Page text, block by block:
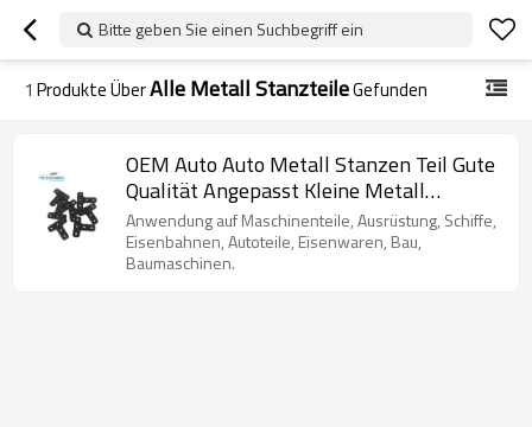
Bitte geben Sie einen Suchbegriff ein
1 Produkte ÜberAlle Metall StanzteileGefunden
OEM Auto Auto Metall Stanzen Teil Gute
Qualität Angepasst Kleine Metall
Stanzen Teile
Anwendung auf Maschinenteile, Ausrüstung, Schiffe,
Eisenbahnen, Autoteile, Eisenwaren, Bau,
Baumaschinen.